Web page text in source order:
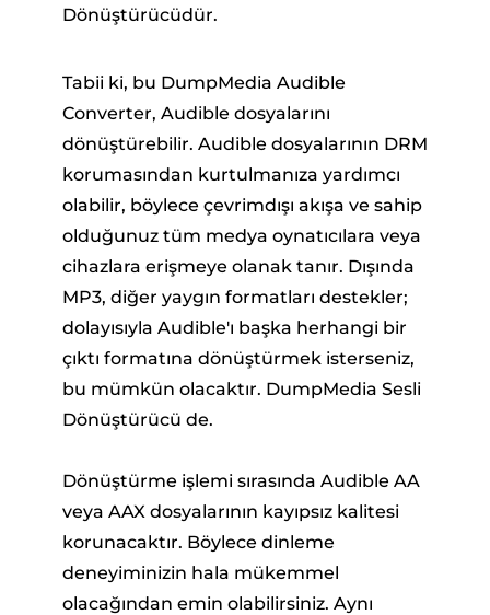
Dönüştürücüdür.
Tabii ki, bu DumpMedia Audible
Converter, Audible dosyalarını
dönüştürebilir. Audible dosyalarının DRM
korumasından kurtulmanıza yardımcı
olabilir, böylece çevrimdışı akışa ve sahip
olduğunuz tüm medya oynatıcılara veya
cihazlara erişmeye olanak tanır. Dışında
MP3, diğer yaygın formatları destekler;
dolayısıyla Audible'ı başka herhangi bir
çıktı formatına dönüştürmek isterseniz,
bu mümkün olacaktır. DumpMedia Sesli
Dönüştürücü de.
Dönüştürme işlemi sırasında Audible AA
veya AAX dosyalarının kayıpsız kalitesi
korunacaktır. Böylece dinleme
deneyiminizin hala mükemmel
olacağından emin olabilirsiniz. Aynı